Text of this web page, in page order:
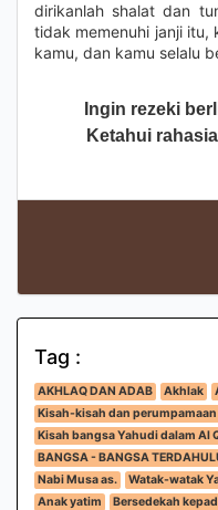
dirikanlah shalat dan
tidak memenuhi janji itu,
kamu, dan kamu selalu
Ingin rezeki
Ketahui
Tag :
AKHLAQ DAN ADAB Akhlak
Kisah-kisah dan perumpamaan
Kisah bangsa Yahudi dalam Al
BANGSA - BANGSA
Nabi Musa as.
Watak-watak
Anak yatim
Bersedekah